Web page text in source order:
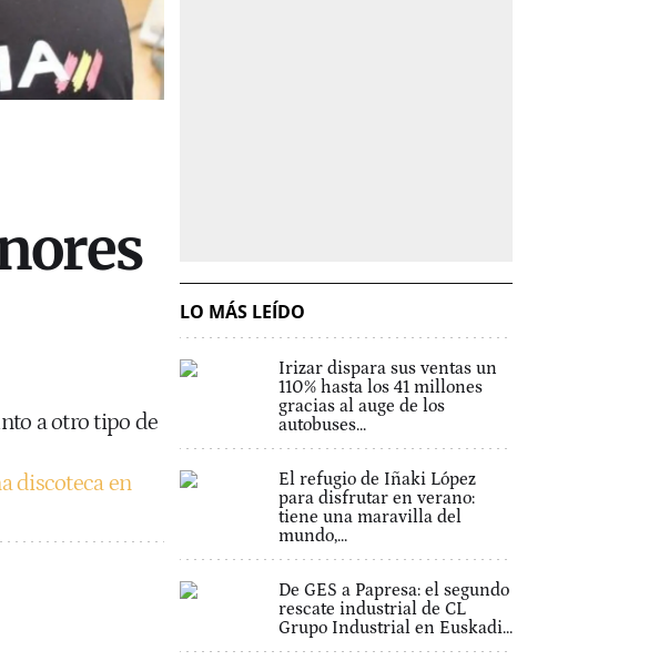
a otro tipo de
discoteca en
LO MÁS LEÍDO
Irizar dispara sus ventas un
110% hasta los 41 millones
gracias al auge de los
autobuses...
El refugio de Iñaki López
para disfrutar en verano:
tiene una maravilla del
mundo,...
De GES a Papresa: el segundo
rescate industrial de CL
Grupo Industrial en Euskadi...